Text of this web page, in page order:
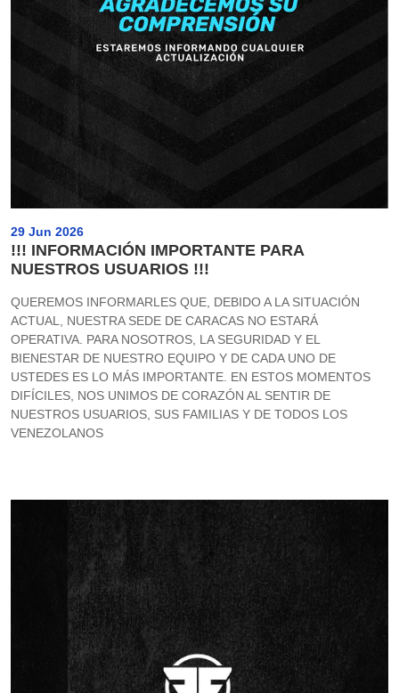
29 Jun 2026
!!! INFORMACIÓN IMPORTANTE PARA
NUESTROS USUARIOS !!!
QUEREMOS INFORMARLES QUE, DEBIDO A LA SITUACIÓN
ACTUAL, NUESTRA SEDE DE CARACAS NO ESTARÁ
OPERATIVA. PARA NOSOTROS, LA SEGURIDAD Y EL
BIENESTAR DE NUESTRO EQUIPO Y DE CADA UNO DE
USTEDES ES LO MÁS IMPORTANTE. EN ESTOS MOMENTOS
DIFÍCILES, NOS UNIMOS DE CORAZÓN AL SENTIR DE
NUESTROS USUARIOS, SUS FAMILIAS Y DE TODOS LOS
VENEZOLANOS